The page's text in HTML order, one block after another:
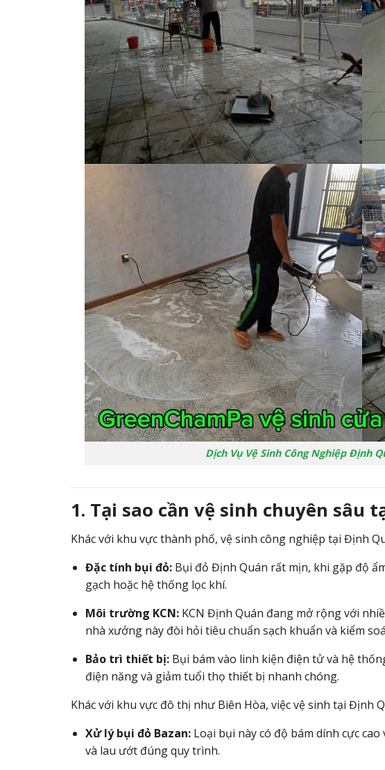
Dịch Vụ Vệ Sinh Công Nghiệp Định
1. Tại sao cần vệ sinh chuyên sâu
Khác với khu vực thành phố, vệ sinh công nghiệp tại Định
Đặc tính bụi đỏ:Bụi đỏ Định Quán rất mịn, khi gặp độ
gạch hoặc hệ thống lọc khí.
Môi trường KCN:KCN Định Quán đang mở rộng với
nhà xưởng này đòi hỏi tiêu chuẩn sạch khuẩn và kiểm
Bảo trì thiết bị:Bụi bám vào linh kiện điện tử và hệ
điện năng và giảm tuổi thọ thiết bị nhanh chóng.
Khác với khu vực đô thị như Biên Hòa, việc vệ sinh tại Định
Xử lý bụi đỏ Bazan:Loại bụi này có độ bám dính cực
và lau ướt đúng quy trình.